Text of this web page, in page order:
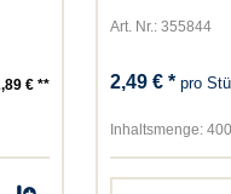
€ **
Art. Nr.: 355844
2,49 € * pro
Inhaltsmenge:400